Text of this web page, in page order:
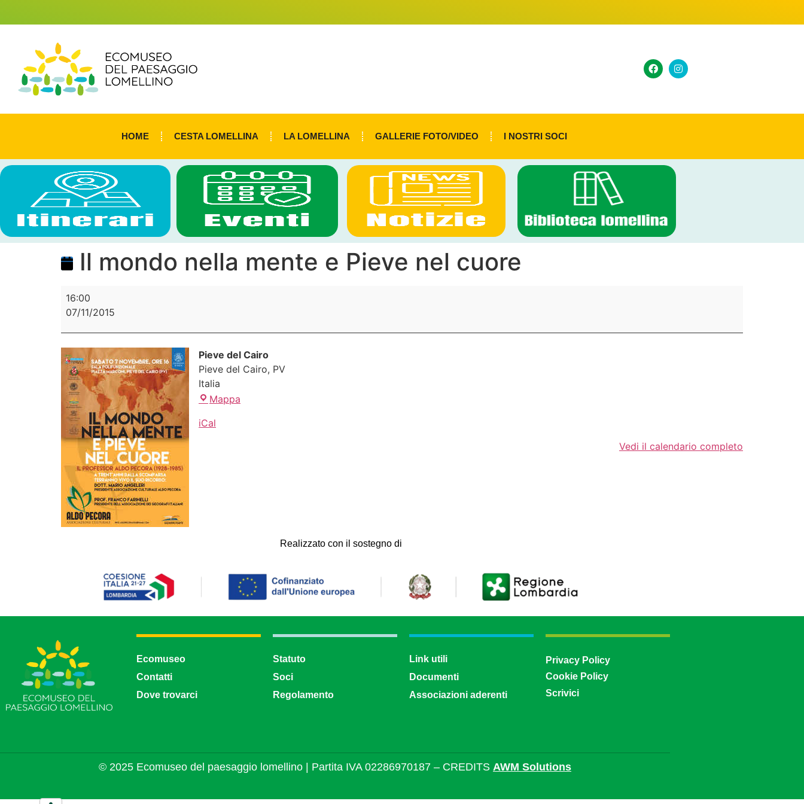
HOME CESTA LOMELLINA LA LOMELLINA GALLERIE FOTO/VIDEO I NOSTRI SOCI
Il mondo nella mente e Pieve nel cuore
16:00
07/11/2015
Pieve del Cairo
Pieve del Cairo, PV
Italia
Mappa
iCal
Vedi il calendario completo
Realizzato con il sostegno di
Ecomuseo
Contatti
Dove trovarci
Statuto
Soci
Regolamento
Link utili
Documenti
Associazioni aderenti
Privacy Policy
Cookie Policy
Scrivici
© 2025 Ecomuseo del paesaggio lomellino | Partita IVA 02286970187 – CREDITS AWM Solutions